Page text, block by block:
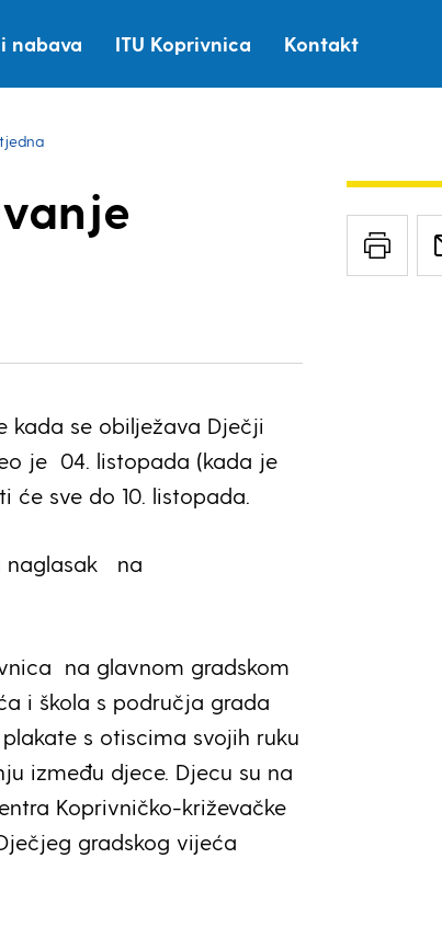
nabava ITU Koprivnica Kontakt
kada se obilježava Dječji
je 04. listopada (kada je
će sve do 10. listopada.
naglasak na
na glavnom gradskom
i škola s područja grada
s otiscima svojih ruku
između djece. Djecu su na
Koprivničko-križevačke
gradskog vijeća